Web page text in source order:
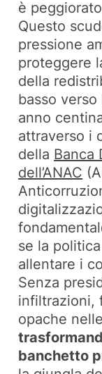
è peggiorato
Questo
pressione
proteggere
della
basso verso
anno
attraverso i
della Banca
dell’ANAC
se la
allentare i
Senza
infiltrazioni,
opache
banchetto